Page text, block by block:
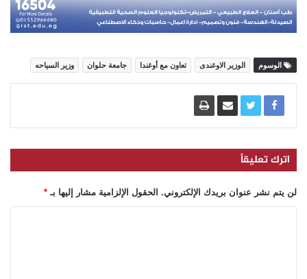
الوسوم الوزير الاوغندى تعاون مع أوغندا جامعة حلوان وزير السياحه
اترك تعليقاً
لن يتم نشر عنوان بريدك الإلكتروني. الحقول الإلزامية مشار إليها بـ *